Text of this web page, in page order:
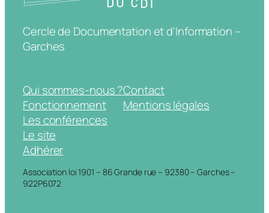
Cercle de Documentation et d'Information –
Garches
Qui sommes-nous ?
Fonctionnement
Les conférences
Le site
Adhérer
Contact
Mentions légales
Association loi 1901 – 86 Grande rue – 92380 – Garches –
922P6072